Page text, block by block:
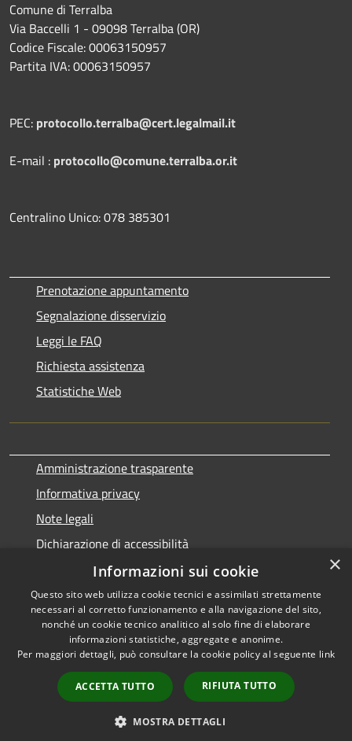
Comune di Terralba
Via Baccelli 1 - 09098 Terralba (OR)
Codice Fiscale: 00063150957
Partita IVA: 00063150957
PEC: protocollo.terralba@cert.legalmail.it
E-mail : protocollo@comune.terralba.or.it
Centralino Unico: 078 385301
Prenotazione appuntamento
Segnalazione disservizio
Leggi le FAQ
Richiesta assistenza
Statistiche Web
Amministrazione trasparente
Informativa privacy
Note legali
Dichiarazione di accessibilità
Accessibilità
Privacy
Mappa del sito
Copyright © 2026 • Comune di
Terralba • Powered by
Municipium•Accesso
redazione
×
Informazioni sui cookie
Questo sito web utilizza cookie tecnici e assimilati strettamente
necessari al corretto funzionamento e alla navigazione del sito,
nonché un cookie tecnico analitico al solo fine di elaborare
informazioni statistiche, aggregate e anonime.
Per maggiori dettagli, può consultare la cookie policy al seguente link
ACCETTA TUTTO RIFIUTA TUTTO
MOSTRA DETTAGLI